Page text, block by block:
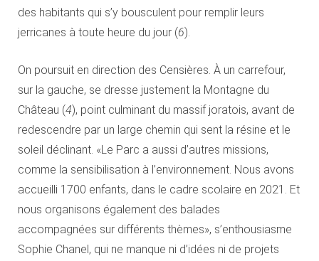
des habitants qui s’y bousculent pour remplir leurs
jerricanes à toute heure du jour (6).
On poursuit en direction des Censières. À un carrefour,
sur la gauche, se dresse justement la Montagne du
Château (4), point culminant du massif joratois, avant de
redescendre par un large chemin qui sent la résine et le
soleil déclinant. «Le Parc a aussi d’autres missions,
comme la sensibilisation à l’environnement. Nous avons
accueilli 1700 enfants, dans le cadre scolaire en 2021. Et
nous organisons également des balades
accompagnées sur différents thèmes», s’enthousiasme
Sophie Chanel, qui ne manque ni d’idées ni de projets